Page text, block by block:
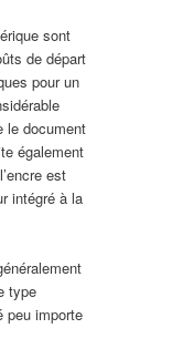
sont
de départ
pour un
le document
également
est
intégré à la
type
peu importe